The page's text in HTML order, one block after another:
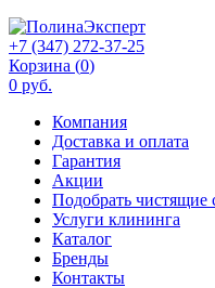
+7 (347) 272-37-25
Корзина (0)
0 руб.
Компания
Доставка и оплата
Гарантия
Акции
Подобрать чистящие
Услуги клининга
Каталог
Бренды
Контакты